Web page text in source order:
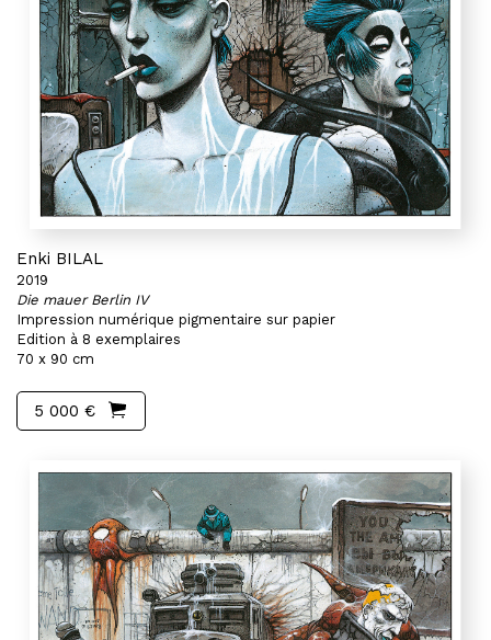
Enki BILAL
2019
Die mauer Berlin IV
Impression numérique pigmentaire sur papier
Edition à 8 exemplaires
70 x 90 cm
5 000 €